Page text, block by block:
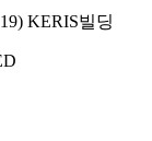
KERIS빌딩